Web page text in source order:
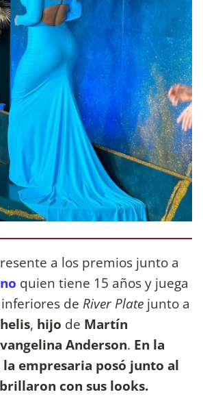
a los premios junto a
quien tiene 15 años y juega
de River Plate junto a
, hijo de Martín
Anderson. En la
empresaria posó junto al
con sus looks.